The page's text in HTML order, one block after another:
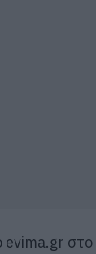
evima.gr στο